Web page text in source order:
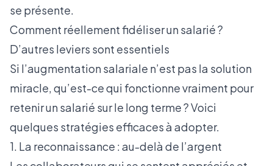
se présente.
Comment réellement fidéliser un salarié ?
D’autres leviers sont essentiels
Si l’augmentation salariale n’est pas la solution
miracle, qu’est-ce qui fonctionne vraiment pour
retenir un salarié sur le long terme ? Voici
quelques stratégies efficaces à adopter.
1. La reconnaissance : au-delà de l’argent